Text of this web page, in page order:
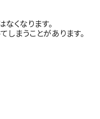
くなります。
まうことがあります。